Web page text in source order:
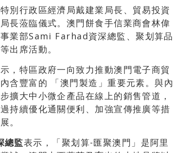
別行政區經濟局戴建業局長、貿易投資
長蒞臨儀式。澳門餅食手信業商會林偉
業部Sami Farhad資深總監、聚划算品
出席活動。
，特區政府一向致力推動澳門電子商貿
含豐富的 「澳門製造」重要元素。與內
擴大中小微企產品在線上的銷售管道，
持續優化通關便利、加強宣傳推廣等措
。
總監表示，「聚划算-匯聚澳門」是阿里